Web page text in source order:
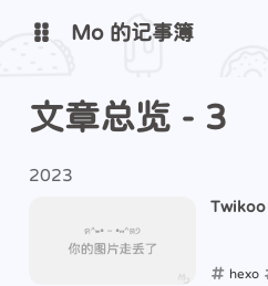
Mo 的主页 雨世界地
Mo 的记事簿
文章总览 - 3
2023
Twikoo
hexo